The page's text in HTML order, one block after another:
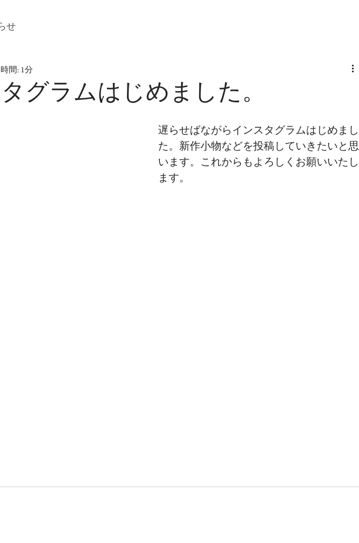
せ
グラムはじめました。
間: 1分
遅らせばながらインスタグラムはじめまし
た。新作小物などを投稿していきたいと思
います。これからもよろしくお願いいたし
ます。